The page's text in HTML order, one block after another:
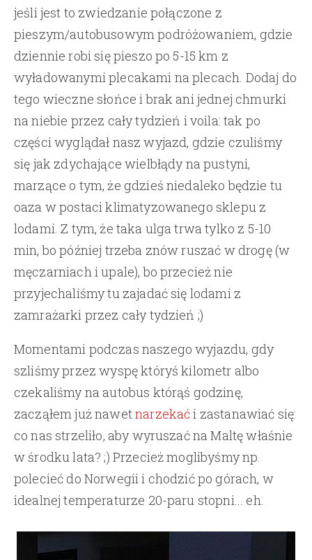
jeśli jest to zwiedzanie połączone z
pieszym/autobusowym podróżowaniem, gdzie
dziennie robi się pieszo po 5-15 km z
wyładowanymi plecakami na plecach. Dodaj do
tego wieczne słońce i brak ani jednej chmurki
na niebie przez cały tydzień i voila: tak po
części wyglądał nasz wyjazd, gdzie czuliśmy
się jak zdychające wielbłądy na pustyni,
marzące o tym, że gdzieś niedaleko będzie tu
oaza w postaci klimatyzowanego sklepu z
lodami. Z tym, że taka ulga trwa tylko z 5-10
min, bo później trzeba znów ruszać w drogę (w
męczarniach i upale), bo przecież nie
przyjechaliśmy tu zajadać się lodami z
zamrażarki przez cały tydzień ;)
Momentami podczas naszego wyjazdu, gdy
szliśmy przez wyspę któryś kilometr albo
czekaliśmy na autobus którąś godzinę,
zacząłem już nawetnarzekaći zastanawiać się:
co nas strzeliło, aby wyruszać na Maltę właśnie
w środku lata? ;) Przecież moglibyśmy np.
polecieć do Norwegii i chodzić po górach, w
idealnej temperaturze 20-paru stopni... eh.